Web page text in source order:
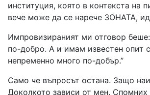
институция, която в контекста на
вече може да се нарече ЗОНАТА,
Импровизираният ми отговор
по-добро. А и имам известен опит
непременно много по-добър.”
Само че въпросът остана. Защо
Доколкото зависи от мен. Спомних